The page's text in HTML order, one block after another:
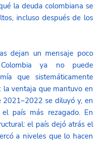
la deuda colombiana se
incluso después de los
dejan un mensaje poco
ya no puede
que sistemáticamente
la ventaja que mantuvo en
se diluyó y, en
país más rezagado. En
el país dejó atrás el
a niveles que lo hacen